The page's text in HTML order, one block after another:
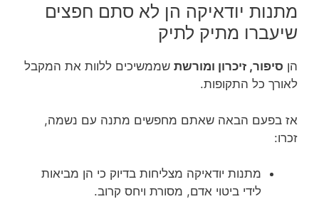
מתנות יודאיקה הן לא סתם חפצים
שיעברו מתיק לתיק
הן סיפור, זיכרון ומורשת שממשיכים ללוות את המקבל
לאורך כל התקופות.
אז בפעם הבאה שאתם מחפשים מתנה עם נשמה,
זכרו:
מתנות יודאיקה מצליחות בדיוק כי הן מביאות
לידי ביטוי אדם, מסורת ויחס קרוב.